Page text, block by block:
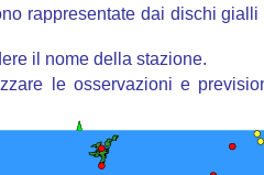
rappresentate dai dischi gialli
il nome della stazione.
le osservazioni e